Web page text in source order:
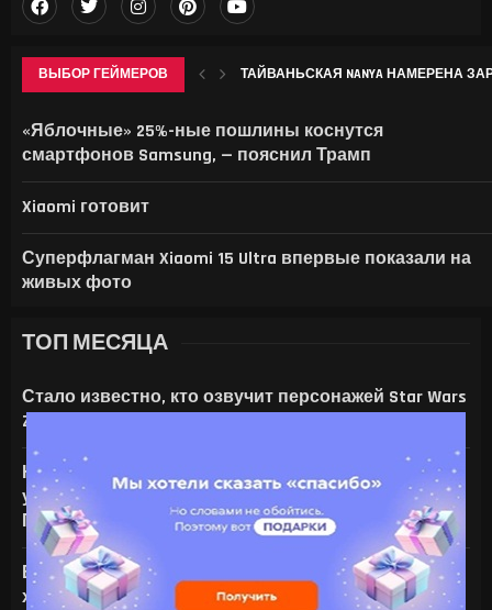
ВЫБОР ГЕЙМЕРОВ ТАЙВАНЬСКАЯ NANYA НАМЕРЕНА
«Яблочные» 25%-ные пошлины коснутся
смартфонов Samsung, — пояснил Трамп
Xiaomi готовит
Суперфлагман Xiaomi 15 Ultra впервые показали на
живых фото
ТОП МЕСЯЦА
Стало известно, кто озвучит персонажей Star Wars
Zero Company
На что только не идут ради ИИ — энтузиаст
установил серверную NVIDIA Tesla V100 в игровой
ПК с RTX 4080
Все амулеты и кольца в Gothic 1 Remake:
характеристики и способы получения